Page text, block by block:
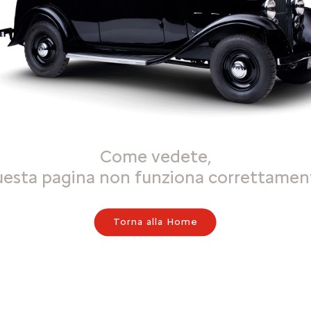
Come vedete,
pagina non funziona
Torna alla Home